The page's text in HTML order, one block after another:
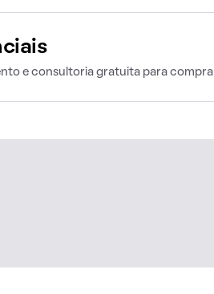
e consultoria gratuita para compra